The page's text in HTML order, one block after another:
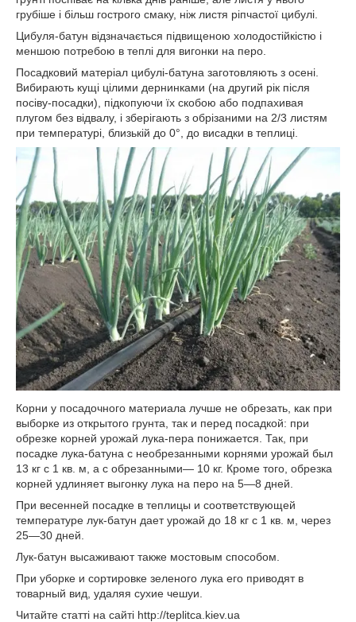
грубіше і більш гострого смаку, ніж листя ріпчастої цибулі.
Цибуля-батун відзначається підвищеною холодостійкістю і
меншою потребою в теплі для вигонки на перо.
Посадковий матеріал цибулі-батуна заготовляють з осені.
Вибирають кущі цілими дернинками (на другий рік після
посіву-посадки), підкопуючи їх скобою або подпахивая
плугом без відвалу, і зберігають з обрізаними на 2/3 листям
при температурі, близькій до 0°, до висадки в теплиці.
Корни у посадочного материала лучше не обрезать, как при
выборке из открытого грунта, так и перед посад­кой: при
обрезке корней урожай лука-пера понижается. Так, при
посадке лука-батуна с необрезанными корнями урожай был
13 кг с 1 кв. м, а с обрезанными— 10 кг. Кроме того, обрезка
корней удлиняет выгонку лука на перо на 5—8 дней.
При весенней посадке в теплицы и соответствующей
температуре лук-батун дает урожай до 18 кг с 1 кв. м, через
25—30 дней.
Лук-батун высаживают также мостовым способом.
При уборке и сортировке зеленого лука его приводят в
товарный вид, удаляя сухие чешуи.
Читайте статті на сайті http://teplitca.kiev.ua